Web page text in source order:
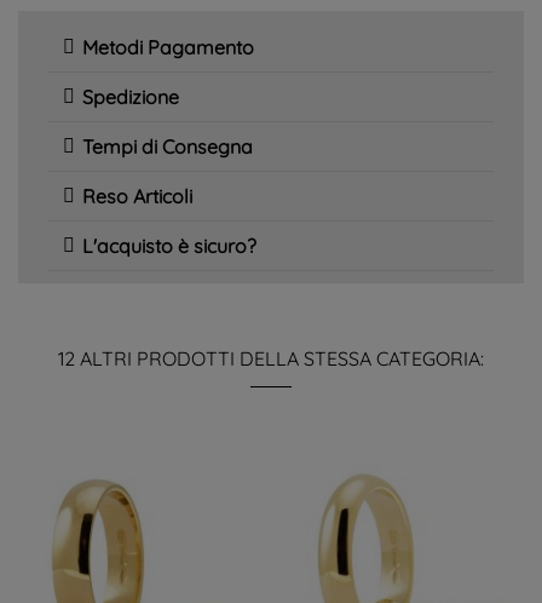
Metodi Pagamento
Spedizione
Tempi di Consegna
Reso Articoli
L'acquisto è sicuro?
12 ALTRI PRODOTTI DELLA STESSA CATEGORIA: